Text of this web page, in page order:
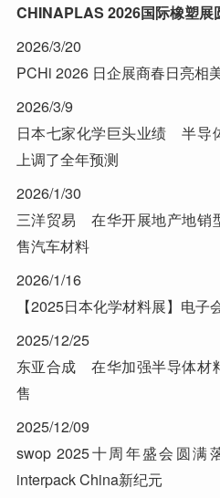
CHINAPLAS 2026国际橡塑展
2026/3/20
PCHi 2026 日企展商春日亮相
2026/3/9
日本七家化学巨头业绩 半
上调了全年预测
2026/1/30
三洋贸易 在华开展地产地销
售汽车材料
2026/1/16
【2025日本化学材料展】电子
2025/12/25
东亚合成 在华加强半导体材
售
2025/12/09
swop 2025十周年盛会圆满
interpack China新纪元